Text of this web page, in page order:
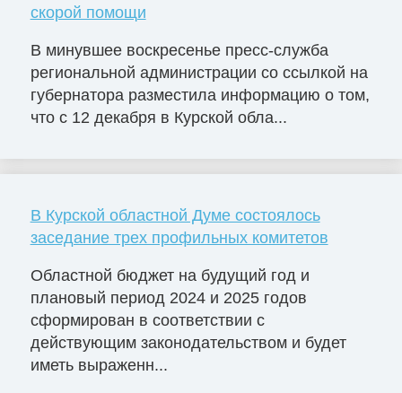
скорой помощи
В минувшее воскресенье пресс-служба
региональной администрации со ссылкой на
губернатора разместила информацию о том,
что с 12 декабря в Курской обла...
В Курской областной Думе состоялось
заседание трех профильных комитетов
Областной бюджет на будущий год и
плановый период 2024 и 2025 годов
сформирован в соответствии с
действующим законодательством и будет
иметь выраженн...